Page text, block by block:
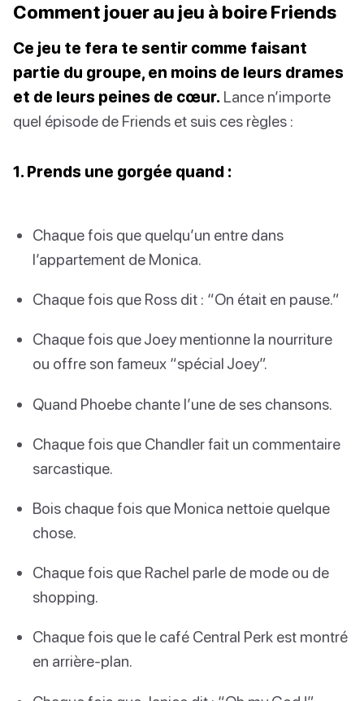
Comment jouer au jeu à boire Friends
Ce jeu te fera te sentir comme faisant
partie du groupe, en moins de leurs drames
et de leurs peines de cœur. Lance n’importe
quel épisode de Friends et suis ces règles :
1. Prends une gorgée quand :
Chaque fois que quelqu’un entre dans
l’appartement de Monica.
Chaque fois que Ross dit : “On était en pause.”
Chaque fois que Joey mentionne la nourriture
ou offre son fameux “spécial Joey”.
Quand Phoebe chante l’une de ses chansons.
Chaque fois que Chandler fait un commentaire
sarcastique.
Bois chaque fois que Monica nettoie quelque
chose.
Chaque fois que Rachel parle de mode ou de
shopping.
Chaque fois que le café Central Perk est montré
en arrière-plan.